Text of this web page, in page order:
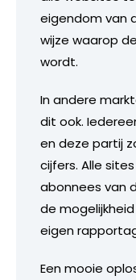
eigendom van
wijze waarop
wordt.
In andere
dit ook.
en deze partij
cijfers. Alle
abonnees van
de
eigen
Een mooie